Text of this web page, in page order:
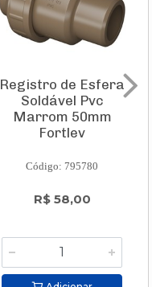
Registro de Esfera
Soldável Pvc
Marrom 50mm
Fortlev
Código: 795780
R$ 58,00